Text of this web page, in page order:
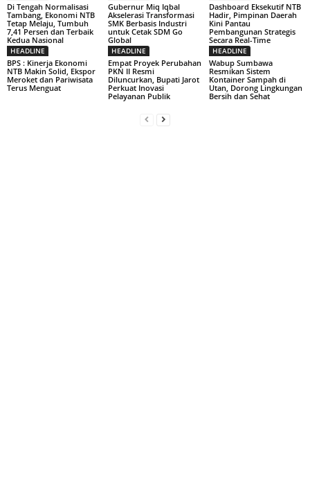
Di Tengah Normalisasi
Tambang, Ekonomi NTB
Tetap Melaju, Tumbuh
7,41 Persen dan Terbaik
Kedua Nasional
Gubernur Miq Iqbal
Akselerasi Transformasi
SMK Berbasis Industri
untuk Cetak SDM Go
Global
Dashboard Eksekutif NTB
Hadir, Pimpinan Daerah
Kini Pantau
Pembangunan Strategis
Secara Real-Time
HEADLINE
BPS : Kinerja Ekonomi
NTB Makin Solid, Ekspor
Meroket dan Pariwisata
Terus Menguat
HEADLINE
Empat Proyek Perubahan
PKN II Resmi
Diluncurkan, Bupati Jarot
Perkuat Inovasi
Pelayanan Publik
HEADLINE
Wabup Sumbawa
Resmikan Sistem
Kontainer Sampah di
Utan, Dorong Lingkungan
Bersih dan Sehat